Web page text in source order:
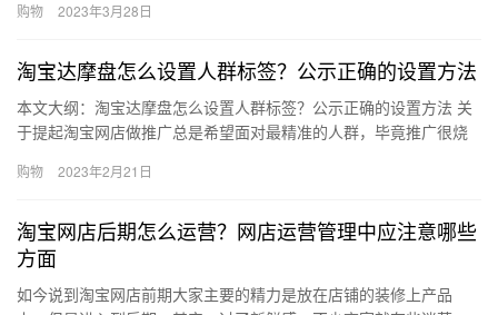
营业…
购物 2023年3月28日
淘宝达摩盘怎么设置人群标签？公示正确的设置方法
本文大纲：淘宝达摩盘怎么设置人群标签？公示正确的设置方法 关
于提起淘宝网店做推广总是希望面对最精准的人群，毕竟推广很烧
群打…
购物 2023年2月21日
淘宝网店后期怎么运营？网店运营管理中应注意哪些
方面
如今说到淘宝网店前期大家主要的精力是放在店铺的装修上产品